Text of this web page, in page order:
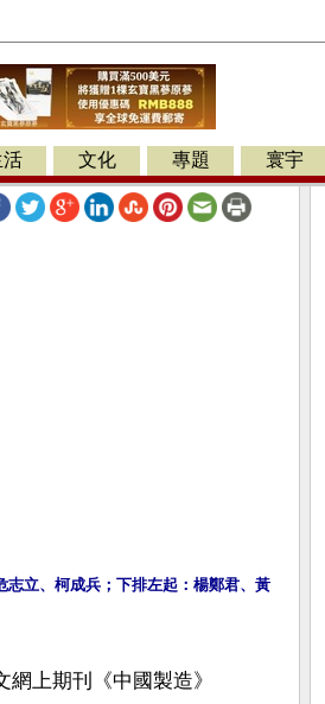
文化 專題 寰宇
立、柯成兵；下排左起：楊鄭君、黃
上期刊《中國製造》